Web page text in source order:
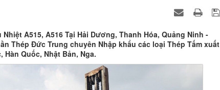
Nhiệt A515, A516 Tại Hải Dương, Thanh Hóa, Quảng Ninh -
Thép Đức Trung chuyên Nhập khẩu các loại Thép Tấm xuất
Hàn Quốc, Nhật Bản, Nga.